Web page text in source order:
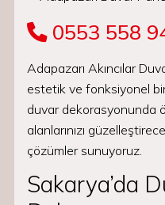
0553 558
Adapazarı Akıncılar
estetik ve fonksiyonel bir
duvar dekorasyonunda
alanlarınızı
çözümler sunuyoruz.
Sakarya’da